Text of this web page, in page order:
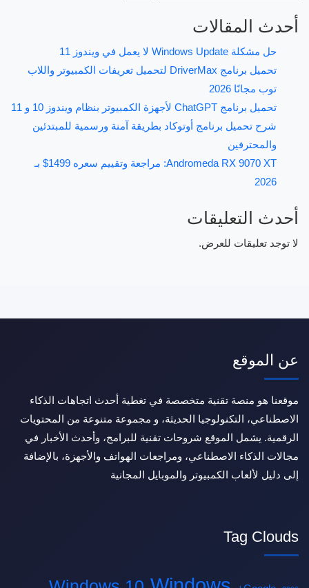
أحدث المقالات
حل مشكلة Windows Update لا يعمل في ويندوز 11
تحميل برنامج DriverMax لتحميل تعريفات الكمبيوتر واللاب
توب مجانًا 2026
تحميل برنامج ChatGPT لأجهزة الكمبيوتر بنظام ويندوز 10 و 11
شرح تحميل برنامج أوتوكاد بطريقة آمنة ورسمية للمبتدئين
والمحترفين
Andromeda RX 9070 XT: مراجعة وتقييم سعره 1499$ بـ
2026
أحدث التعليقات
لا توجد تعليقات للعرض.
عن الموقع
موقعنا هو منصة تقنية متخصصة في تغطية أحدث اتجاهات الذكاء
الاصطناعي، التكنولوجيا الحديثة، و مجموعة متنوعة من المحتويات
الرقمية. يشمل الموقع شروحات تقنية للبرامج، وأحدث الأخبار في
مجالات الذكاء الاصطناعي، ومراجعات الهواتف والأجهزة، بالإضافة
إلى دليل لألعاب الكمبيوتر والموبايل المجانية
Tag Clouds